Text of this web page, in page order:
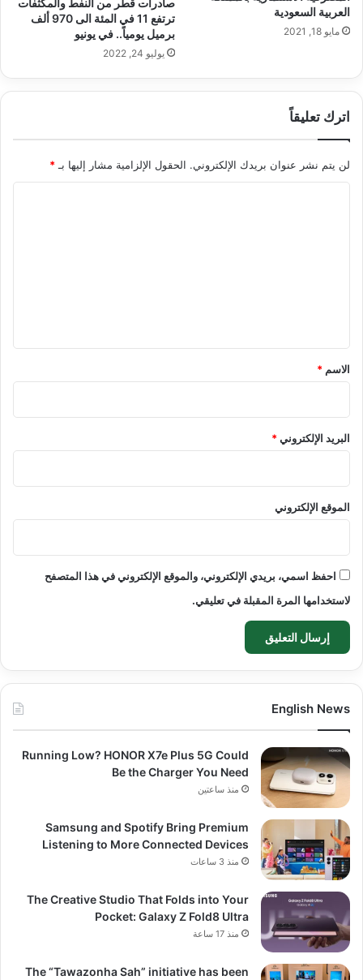
العربية السعودية
مايو 18, 2021
صادرات قطر من النفط والمكثفات
ترتفع 11 في المئة الى 970 ألف
برميل يومياً.. في يونيو
يوليو 24, 2022
اترك تعليقاً
لن يتم نشر عنوان بريدك الإلكتروني. الحقول الإلزامية مشار إليها بـ*
*
الاسم *
البريد الإلكتروني*
الموقع الإلكتروني
احفظ اسمي، بريدي الإلكتروني، والموقع الإلكتروني في هذا المتصفح
لاستخدامها المرة المقبلة في تعليقي.
English News
Running Low? HONOR X7e Plus 5G Could
Be the Charger You Need
منذ ساعتين
Samsung and Spotify Bring Premium
Listening to More Connected Devices
منذ 3 ساعات
The Creative Studio That Folds into Your
Pocket: Galaxy Z Fold8 Ultra
منذ 17 ساعة
The “Tawazonha Sah” initiative has been